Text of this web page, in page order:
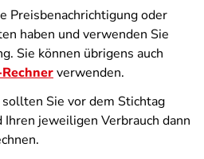
Preisbenachrichtigung oder
haben und verwenden Sie
Sie können übrigens auch
verwenden.
Sie vor dem Stichtag
jeweiligen Verbrauch dann